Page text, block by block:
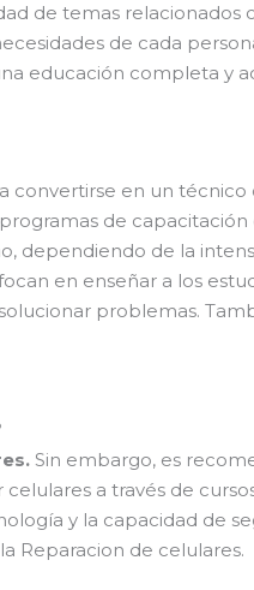
de temas relacionados
de cada
educación completa y
convertirse en un
de
dependiendo de la
en enseñar a los
problemas.
Sin embargo, es
a través de
y la capacidad de
Reparacion de celulares.